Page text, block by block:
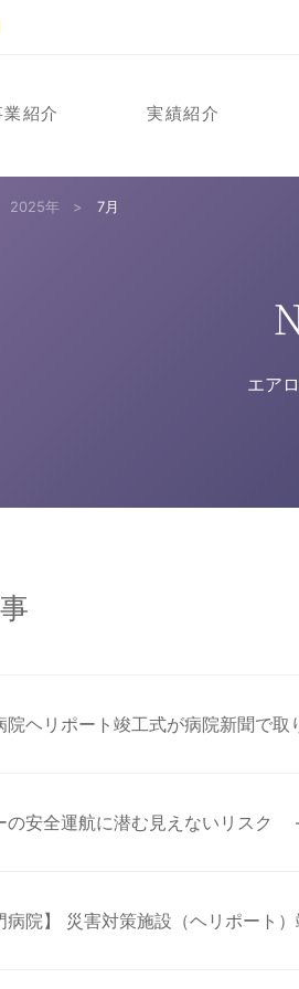
業紹介 実績紹介
2025年 > 7月
エア
院ヘリポート竣工式が病院新聞で取
の安全運航に潜む見えないリス
病院】 災害対策施設（ヘリポート